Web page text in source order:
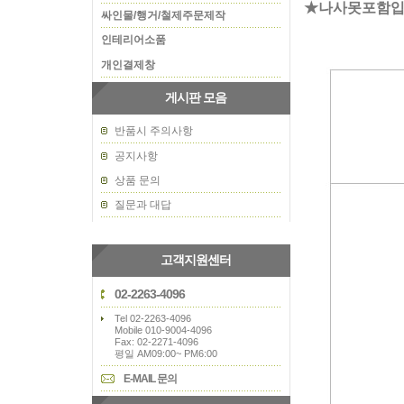
싸인물/행거/철제주문제작
인테리어소품
개인결제창
게시판 모음
반품시 주의사항
공지사항
상품 문의
질문과 대답
고객지원센터
02-2263-4096
Tel 02-2263-4096
Mobile 010-9004-4096
Fax: 02-2271-4096
평일 AM09:00~ PM6:00
E-MAIL 문의
★나사못포함